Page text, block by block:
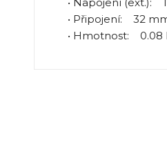
• Připojení: 32
• Hmotnost: 0.08